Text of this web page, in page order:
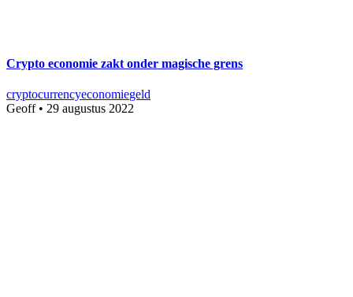
Crypto economie zakt onder magische grens
cryptocurrencyeconomiegeld
Geoff• 29 augustus 2022